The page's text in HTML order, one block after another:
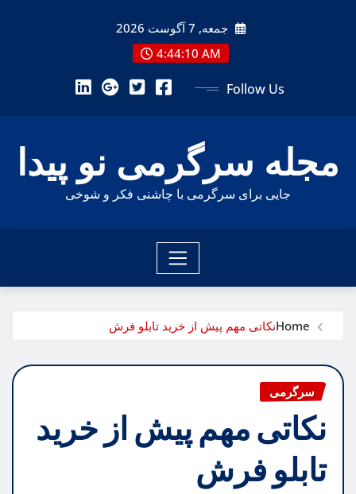
جمعه, 7 آگوست 2026
4:44:12 AM
Follow Us
مجله سرگرمی نو پیدا
جایی برای سرگرمی با چاشنی فکر و شوخی
Homeنکاتی مهم پیش از خرید تابلو فرش
سرگرمی
نکاتی مهم پیش از خرید
تابلو فرش